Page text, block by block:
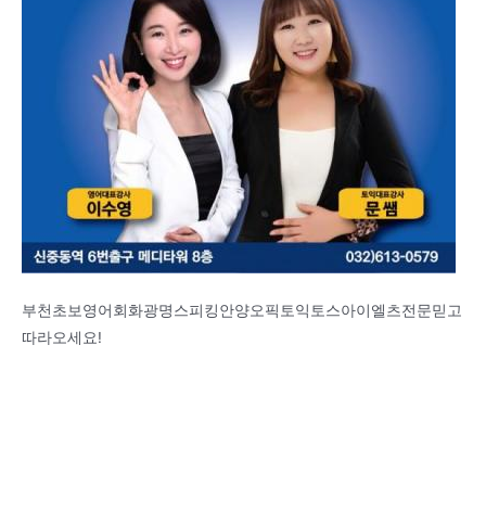
부천초보영어회화광명스피킹안양오픽토익토스아이엘츠전문믿고
따라오세요!